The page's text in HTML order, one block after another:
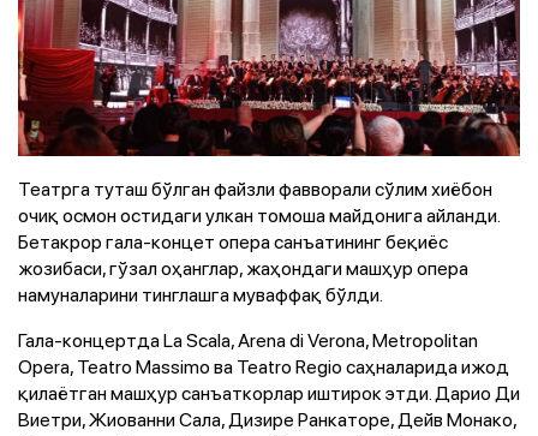
Театрга туташ бўлган файзли фавворали сўлим хиёбон
очиқ осмон остидаги улкан томоша майдонига айланди.
Бетакрор гала-концет опера санъатининг беқиёс
жозибаси, гўзал оҳанглар, жаҳондаги машҳур опера
намуналарини тинглашга муваффақ бўлди.
Гала-концертда La Scala, Arena di Verona, Metropolitan
Opera, Teatro Massimo вa Teatro Regio саҳналарида ижод
қилаётган машҳур санъаткорлар иштирок этди. Дарио Ди
Виетри, Жиованни Сала, Дизире Ранкаторе, Дейв Монако,